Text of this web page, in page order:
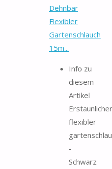
Dehnbar
Flexibler
Gartenschlauch
15m...
Info zu
diesem
Artikel
Erstaunlicher
flexibler
-
Schwarz